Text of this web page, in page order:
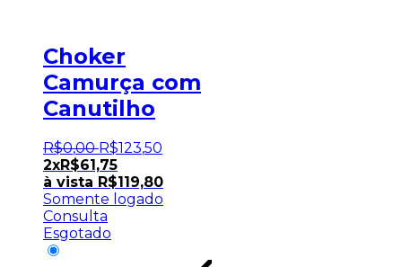
Choker
Camurça com
Canutilho
R$0,00 R$123,50
2xR$61,75
à vista R$119,80
Somente logado
Consulta
Esgotado